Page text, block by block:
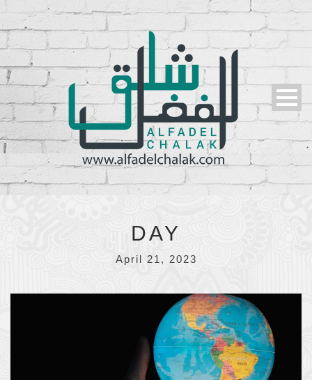
DAY
April 21, 2023